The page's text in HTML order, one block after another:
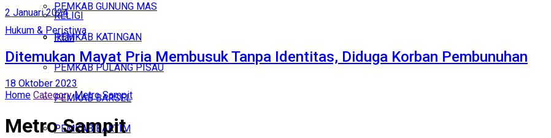
RELIGI
Iklan
Kamis, Agustus 6, 2026
PEMKAB GUNUNG MAS
PEMKAB KATINGAN
PEMKAB PULANG PISAU
PEMKAB BARSEL
PEMKAB BARTIM
2 Januari 2024
Hukum & Peristiwa
Ditemukan Mayat Pria Membusuk Tanpa Identitas, Diduga Korban Pembunuhan
18 Oktober 2023
Home Category Metro Sampit
Metro Sampit